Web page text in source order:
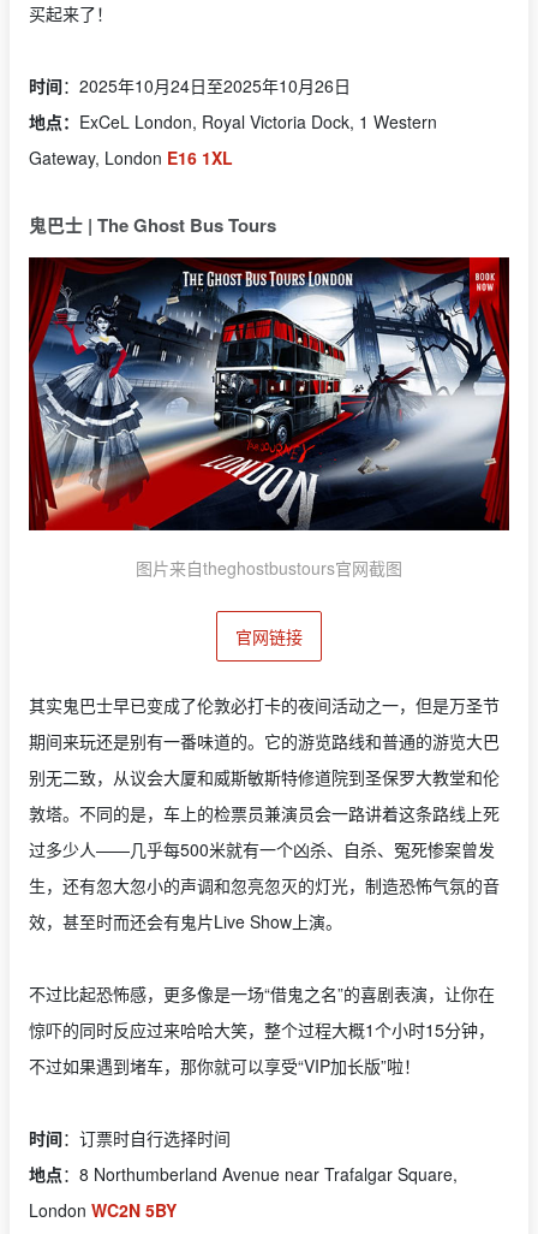
买起来了！
时间：2025年10月24日至2025年10月26日
地点： ExCeL London, Royal Victoria Dock, 1 Western
Gateway, London E16 1XL
鬼巴士 | The Ghost Bus Tours
图片来自theghostbustours官网截图
官网链接
其实鬼巴士早已变成了伦敦必打卡的夜间活动之一，但是万圣节
期间来玩还是别有一番味道的。它的游览路线和普通的游览大巴
别无二致，从议会大厦和威斯敏斯特修道院到圣保罗大教堂和伦
敦塔。不同的是，车上的检票员兼演员会一路讲着这条路线上死
过多少人——几乎每500米就有一个凶杀、自杀、冤死惨案曾发
生，还有忽大忽小的声调和忽亮忽灭的灯光，制造恐怖气氛的音
效，甚至时而还会有鬼片Live Show上演。
不过比起恐怖感，更多像是一场“借鬼之名”的喜剧表演，让你在
惊吓的同时反应过来哈哈大笑，整个过程大概1个小时15分钟，
不过如果遇到堵车，那你就可以享受“VIP加长版”啦！
时间：订票时自行选择时间
地点：8 Northumberland Avenue near Trafalgar Square,
London WC2N 5BY